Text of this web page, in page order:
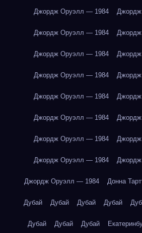
Джордж Оруэлл — 1984
Джордж Оруэлл — 1984
Джордж Оруэлл — 1984
Джордж Оруэлл — 1984
Джордж Оруэлл — 1984
Джордж Оруэлл — 1984
Джордж Оруэлл — 1984
Джордж Оруэлл — 1984
Джордж Оруэлл — 1984 Донна
Дубай Дубай Дубай Дубай
Дубай Дубай Дубай